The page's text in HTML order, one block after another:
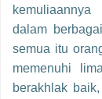
dalam
semua itu
memenuhi
berakhlak